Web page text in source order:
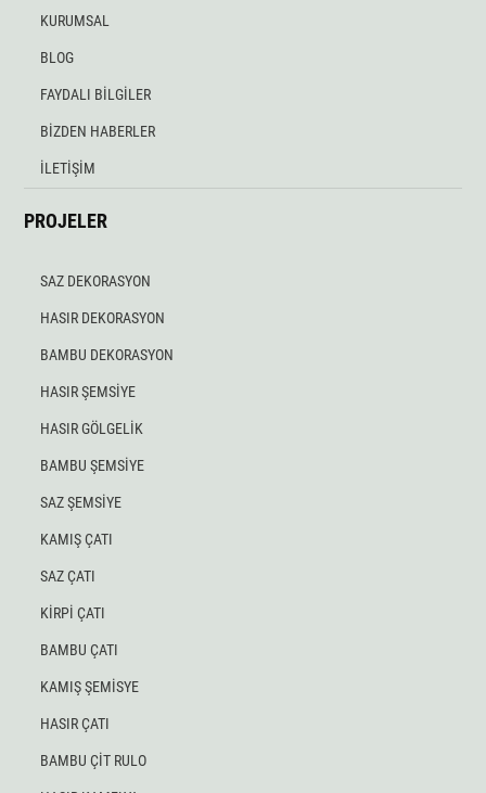
KURUMSAL
BLOG
FAYDALI BİLGİLER
BİZDEN HABERLER
İLETİŞİM
PROJELER
SAZ DEKORASYON
HASIR DEKORASYON
BAMBU DEKORASYON
HASIR ŞEMSİYE
HASIR GÖLGELİK
BAMBU ŞEMSİYE
SAZ ŞEMSİYE
KAMIŞ ÇATI
SAZ ÇATI
KİRPİ ÇATI
BAMBU ÇATI
KAMIŞ ŞEMİSYE
HASIR ÇATI
BAMBU ÇİT RULO